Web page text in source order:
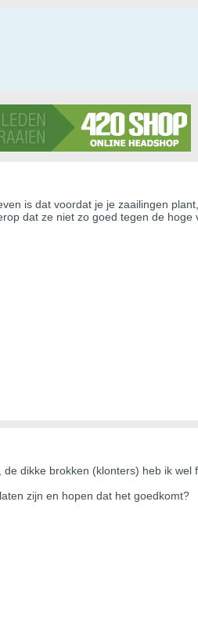
is dat voordat je je zaailingen
dat ze niet zo goed tegen de hoge
dikke brokken (klonters) heb ik
zijn en hopen dat het goedkomt?